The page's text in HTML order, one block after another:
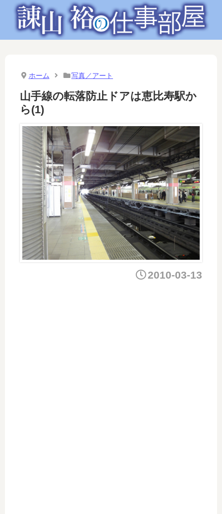
ホーム 写真／アート
山手線の転落防止ドアは恵比寿駅か
ら(1)
2010-03-13